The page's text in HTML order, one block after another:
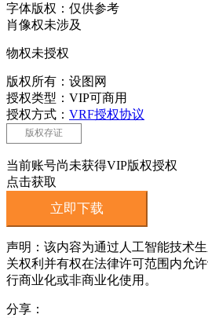
字体版权：仅供参考
肖像权未涉及
物权未授权
版权所有：设图网
授权类型：VIP可商用
授权方式： VRF授权协议
版权存证
当前账号尚未获得VIP版权授权
点击获取
立即下载
声明：该内容为通过人工智能技术
关权利并有权在法律许可范围内允
行商业化或非商业化使用。
分享：